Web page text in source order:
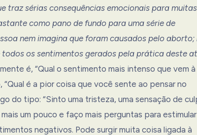
traz sérias consequências emocionais para muitas
como pano de fundo para uma série de
nem imagina que foram causados pelo aborto;
os sentimentos gerados pela prática deste
é, “Qual o sentimento mais intenso que vem
“Qual é a pior coisa que você sente ao pensar no
do tipo: “Sinto uma tristeza, uma sensação de
um pouco e faço mais perguntas para
negativos. Pode surgir muita coisa ligada à